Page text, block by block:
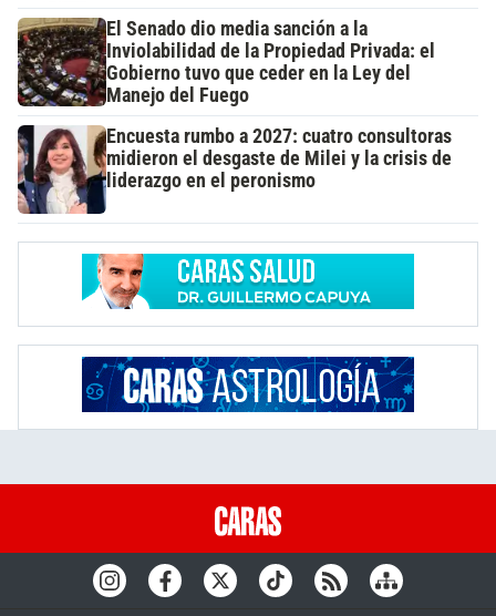
El Senado dio media sanción a la
Inviolabilidad de la Propiedad Privada: el
Gobierno tuvo que ceder en la Ley del
Manejo del Fuego
Encuesta rumbo a 2027: cuatro consultoras
midieron el desgaste de Milei y la crisis de
liderazgo en el peronismo